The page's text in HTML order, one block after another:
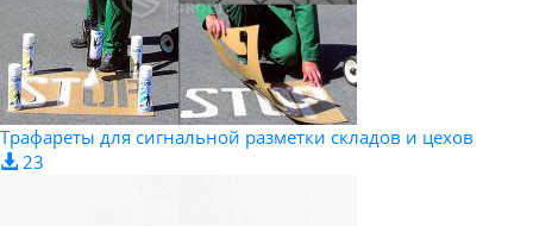
Трафареты для сигнальной разметки складов и цехов
23